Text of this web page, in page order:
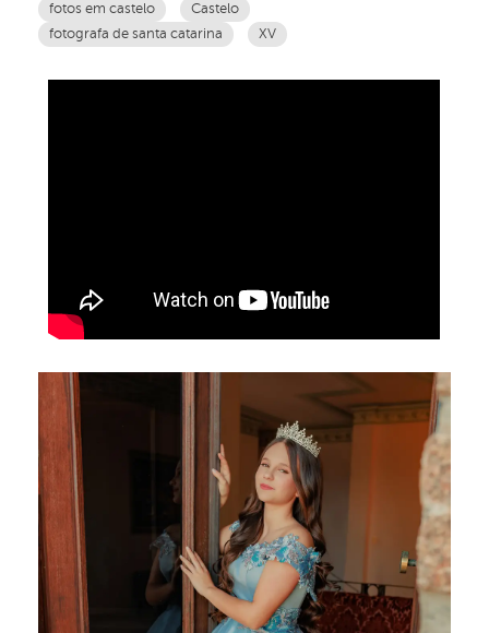
fotos em castelo
Castelo
fotografa de santa catarina
XV